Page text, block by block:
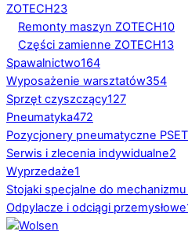
ZOTECH23
Remonty maszyn ZOTECH10
Części zamienne ZOTECH13
Spawalnictwo164
Wyposażenie warsztatów354
Sprzęt czyszczący127
Pneumatyka472
Pozycjonery pneumatyczne PSET
Serwis i zlecenia indywidualne2
Wyprzedaże1
Stojaki specjalne do
Odpylacze i odciągi przemysłowe